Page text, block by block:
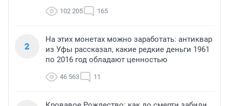
102 205 165
2
На этих монетах можно заработать: антиквар
из Уфы рассказал, какие редкие деньги 1961
по 2016 год обладают ценностью
46 563 11